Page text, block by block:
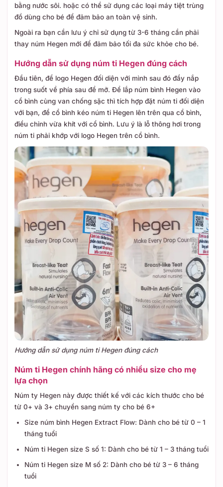
bằng nước sôi. hoặc có thể sử dụng các loại máy tiệt trùng
đồ dùng cho bé để đảm bảo an toàn vệ sinh.
Ngoài ra bạn cần lưu ý chỉ sử dụng từ 3-6 tháng cần phải
thay núm Hegen mới để đảm bảo tối đa sức khỏe cho bé.
Hướng dẫn sử dụng núm ti Hegen đúng cách
Đầu tiên, để logo Hegen đối diện với mình sau đó đẩy nắp
trong suốt về phía sau để mở. Để lắp núm bình Hegen vào
cổ bình cùng van chống sặc thì tích hợp đặt núm ti đối diện
với bạn, để cổ bình kéo núm ti Hegen lên trên qua cổ bình,
điều chỉnh vừa khít với cổ bình. Lưu ý là lỗ thông hơi trong
núm ti phải khớp với logo Hegen trên cổ bình.
Hướng dẫn sử dụng núm ti Hegen đúng cách
Núm ti Hegen chính hãng có nhiều size cho mẹ
lựa chọn
Núm ty Hegen này được thiết kế với các kích thước cho bé
từ 0+ và 3+ chuyển sang núm ty cho bé 6+
Size núm bình Hegen Extract Flow: Dành cho bé từ 0 – 1
tháng tuổi
Núm ti Hegen size S số 1: Dành cho bé từ 1 – 3 tháng tuổi
Núm ti Hegen size M số 2: Dành cho bé từ 3 – 6 tháng
tuổi